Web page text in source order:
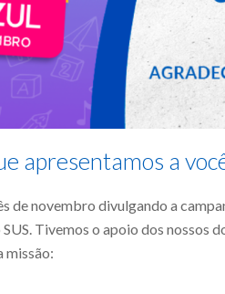
apresentamos a
de novembro divulgando a
Tivemos o apoio dos
missão: